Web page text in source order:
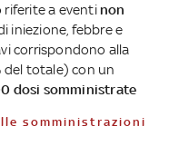
riferite a eventi non
iniezione, febbre e
corrispondono alla
del totale) con un
dosi somministrate